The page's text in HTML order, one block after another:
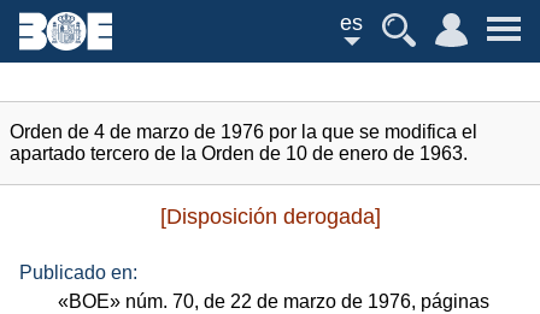
es
Orden de 4 de marzo de 1976 por la que se modifica el
apartado tercero de la Orden de 10 de enero de 1963.
[Disposición derogada]
Publicado en:
«BOE» núm. 70, de 22 de marzo de 1976, páginas